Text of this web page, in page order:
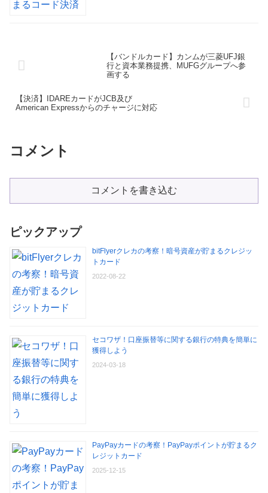
【バンドルカード】カンムが三菱UFJ銀
行と資本業務提携、MUFGグループへ参
画する
【決済】IDAREカードがJCB及び
American Expressからのチャージに対応
コメント
コメントを書き込む
ピックアップ
bitFlyerクレカの考察！暗号資産が貯まるクレジッ
トカード
2022-08-22
セコワザ！口座振替等に関する銀行の特典を簡単に
獲得しよう
2024-03-18
PayPayカードの考察！PayPayポイントが貯まるク
レジットカード
2025-12-15